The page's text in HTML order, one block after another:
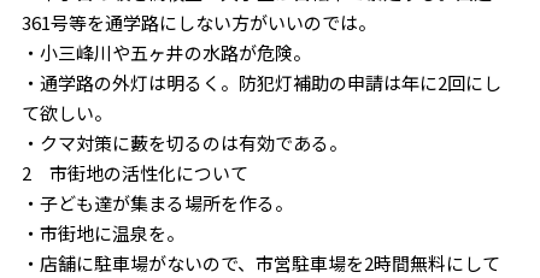
361号等を通学路にしない方がいいのでは。
・小三峰川や五ヶ井の水路が危険。
・通学路の外灯は明るく。防犯灯補助の申請は年に2回にし
て欲しい。
・クマ対策に藪を切るのは有効である。
2 市街地の活性化について
・子ども達が集まる場所を作る。
・市街地に温泉を。
・店舗に駐車場がないので、市営駐車場を2時間無料にして